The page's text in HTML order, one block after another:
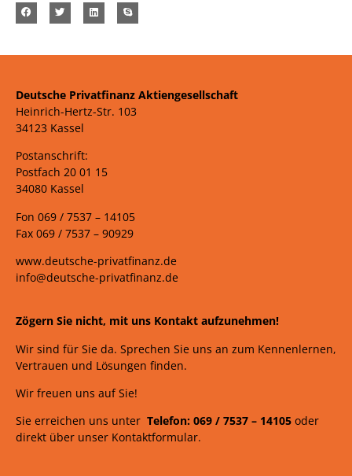
Deutsche Privatfinanz Aktiengesellschaft
Heinrich-Hertz-Str. 103
34123 Kassel
Postanschrift:
Postfach 20 01 15
34080 Kassel
Fon 069 / 7537 – 14105
Fax 069 / 7537 – 90929
www.deutsche-privatfinanz.de
info@deutsche-privatfinanz.de
Zögern Sie nicht, mit uns Kontakt aufzunehmen!
Wir sind für Sie da. Sprechen Sie uns an zum Kennenlernen,
Vertrauen und Lösungen finden.
Wir freuen uns auf Sie!
Sie erreichen uns unter Telefon: 069 / 7537 – 14105 oder
direkt über unser Kontaktformular.